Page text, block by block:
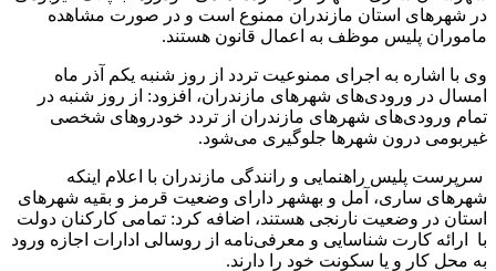
در شهرهای استان مازندران ممنوع است و در صورت مشاهده
ماموران پلیس موظف به اعمال قانون هستند.
وی با اشاره به اجرای ممنوعیت تردد از روز شنبه یکم آذر ماه
امسال در ورودی‌های شهرهای مازندران، افزود: از روز شنبه در
تمام ورودی‌های شهرهای مازندران از تردد خودروهای شخصی
غیربومی درون شهرها جلوگیری می‌شود.
سرپرست پلیس راهنمایی و رانندگی مازندران با اعلام اینکه
شهرهای ساری، آمل و بهشهر دارای وضعیت قرمز و بقیه شهرهای
استان در وضعیت نارنجی هستند، اضافه کرد: تمامی کارکنان دولت
با ارائه کارت شناسایی و معرفی‌نامه از روسالی ادارات اجازه ورود
به محل کار و یا سکونت خود را دارند.